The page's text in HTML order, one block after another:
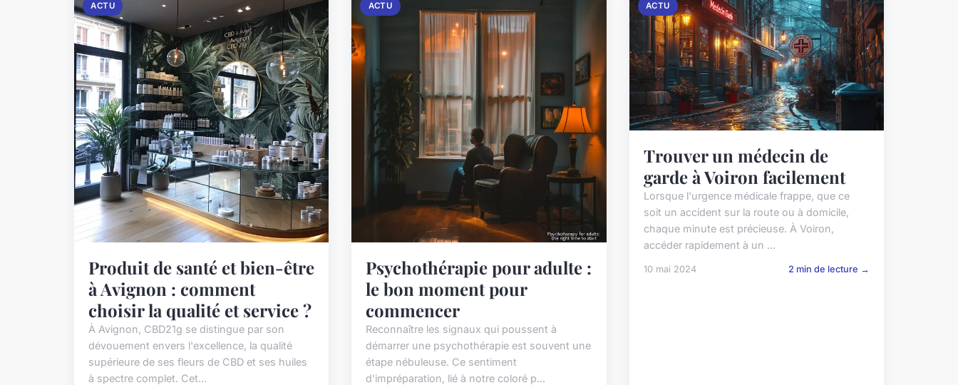
ACTU
Produit de santé et bien-être
à Avignon : comment
choisir la qualité et service ?
À Avignon, CBD21g se distingue par son
dévouement envers l'excellence, la qualité
supérieure de ses fleurs de CBD et ses huiles
à spectre complet. Cet...
ACTU
Psychothérapie pour adulte :
le bon moment pour
commencer
Reconnaître les signaux qui poussent à
démarrer une psychothérapie est souvent une
étape nébuleuse. Ce sentiment
d'impréparation, lié à notre coloré p...
ACTU
Trouver un médecin de
garde à Voiron facilement
Lorsque l'urgence médicale frappe, que ce
soit un accident sur la route ou à domicile,
chaque minute est précieuse. À Voiron,
accéder rapidement à un ...
10 mai 2024 2 min de lecture →